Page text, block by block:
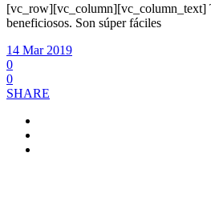
[vc_row][vc_column][vc_column_text]
beneficiosos. Son súper fáciles
14 Mar 2019
0
0
SHARE